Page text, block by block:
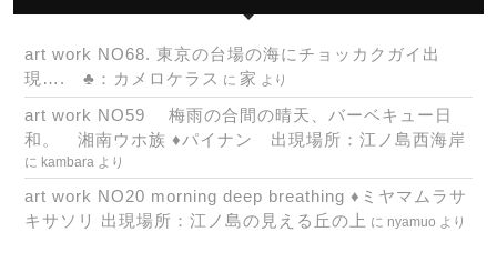
art work NO68. 東京の台場の海にチョッカクガイ出
現…. ♣：カメロケラス に 家 より
art work NO59 梅雨の合間の晴天、バーベキュー日
和。 湘南ウホ族 ♦パイナン 出現場所：江ノ島西海岸
に kambara より
art work NO20 morning deep breathing ♦ミヤマムラサ
キサソリ 出現場所：江ノ島の見える丘の上 に nyamuo より